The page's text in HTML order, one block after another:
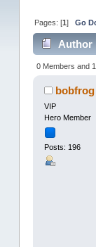
Pages: [1]Go
Author
0 Members and
bobfrog
VIP
Hero Member
Posts: 196